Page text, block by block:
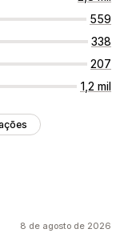
559
338
207
1,2 mil
8 de agosto de 2026